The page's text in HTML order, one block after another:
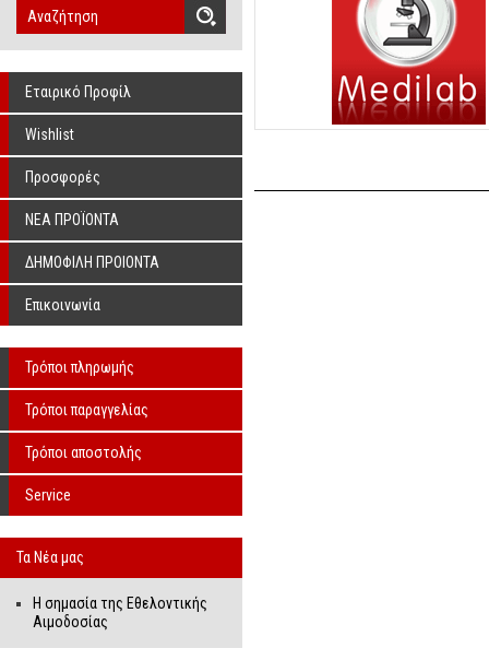
Αναζήτηση
Εταιρικό Προφίλ
Wishlist
Προσφορές
ΝΕΑ ΠΡΟΪΟΝΤΑ
ΔΗΜΟΦΙΛΗ ΠΡΟΙΟΝΤΑ
Επικοινωνία
Τρόποι πληρωμής
Τρόποι παραγγελίας
Τρόποι αποστολής
Service
Τα Νέα μας
Η σημασία της Εθελοντικής
Αιμοδοσίας